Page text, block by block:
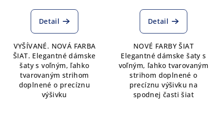
Detail
VYŠÍVANÉ. NOVÁ FARBA
ŠIAT. Elegantné dámske
šaty s voľným, ľahko
tvarovaným strihom
doplnené o precíznu
výšivku
Detail
NOVÉ FARBY ŠIAT
Elegantné dámske šaty s
voľným, ľahko tvarovaným
strihom doplnené o
precíznu výšivku na
spodnej časti šiat